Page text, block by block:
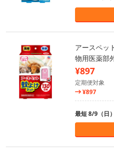
アースペッ
物用医薬部
¥897
定期便対象
¥897
最短 8/9（日）